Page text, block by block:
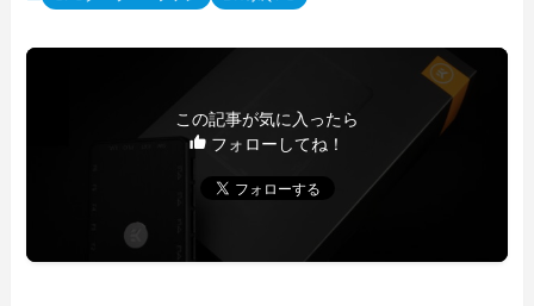
この記事が気に入ったら
フォローしてね！